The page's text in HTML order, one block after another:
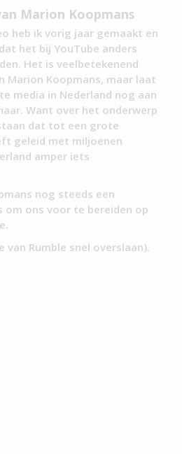
Marion Koopmans
heb ik vorig jaar gemaakt en
het bij YouTube anders
Het is veelbetekenend
Marion Koopmans, maar laat
media in Nederland nog aan
Want over het onderwerp
dat tot een grote
geleid met miljoenen
amper iets
nog steeds een
om ons voor te bereiden op
van Rumble snel overslaan).